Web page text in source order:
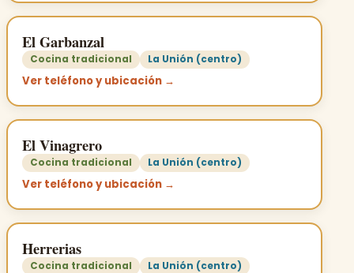
El Garbanzal
Cocina tradicional La Unión (centro)
Ver teléfono y ubicación →
El Vinagrero
Cocina tradicional La Unión (centro)
Ver teléfono y ubicación →
Herrerias
Cocina tradicional La Unión (centro)